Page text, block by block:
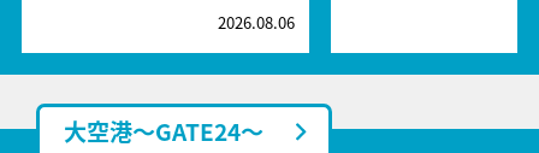
2026.08.06
大空港～GATE24～